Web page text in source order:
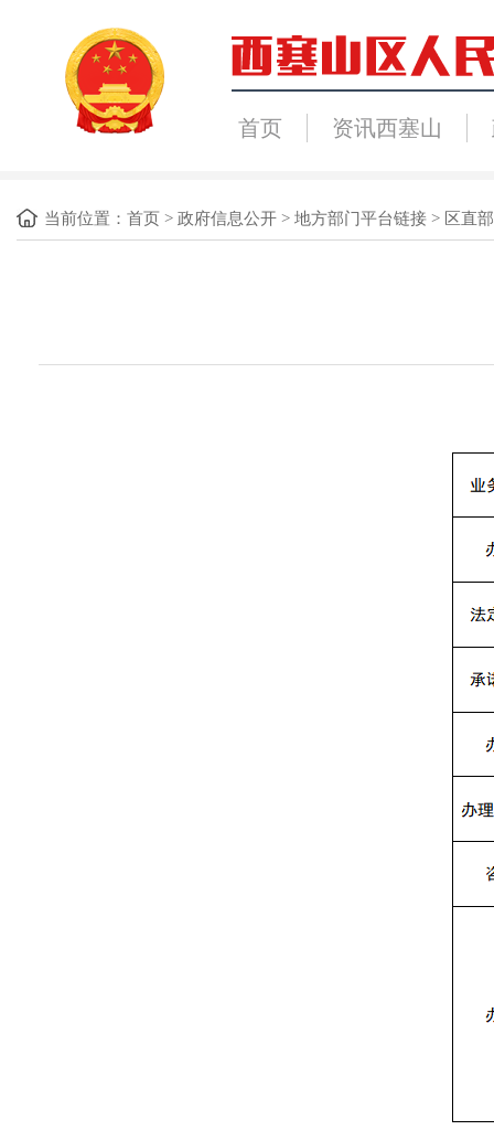
首页 资讯西塞山
当前位置： 首页 > 政府信息公开 > 地方部门平台链接 > 区直